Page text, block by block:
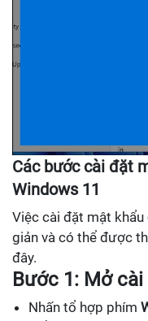
Các bước cài đặt
Windows 11
Việc cài đặt mật
giản và có thể được
đây.
Bước 1: Mở
Nhấn tổ hợp phím